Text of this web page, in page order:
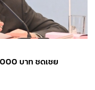
บาท ชดเชย